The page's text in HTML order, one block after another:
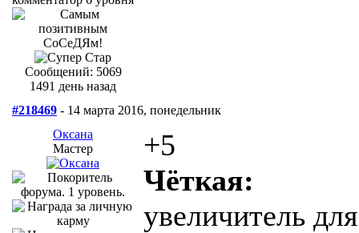
Сообщений: 5069
1491 день назад
#218469 - 14 марта 2016, понедельник
Оксана
Мастер
+5
Чёткая:
увеличитель